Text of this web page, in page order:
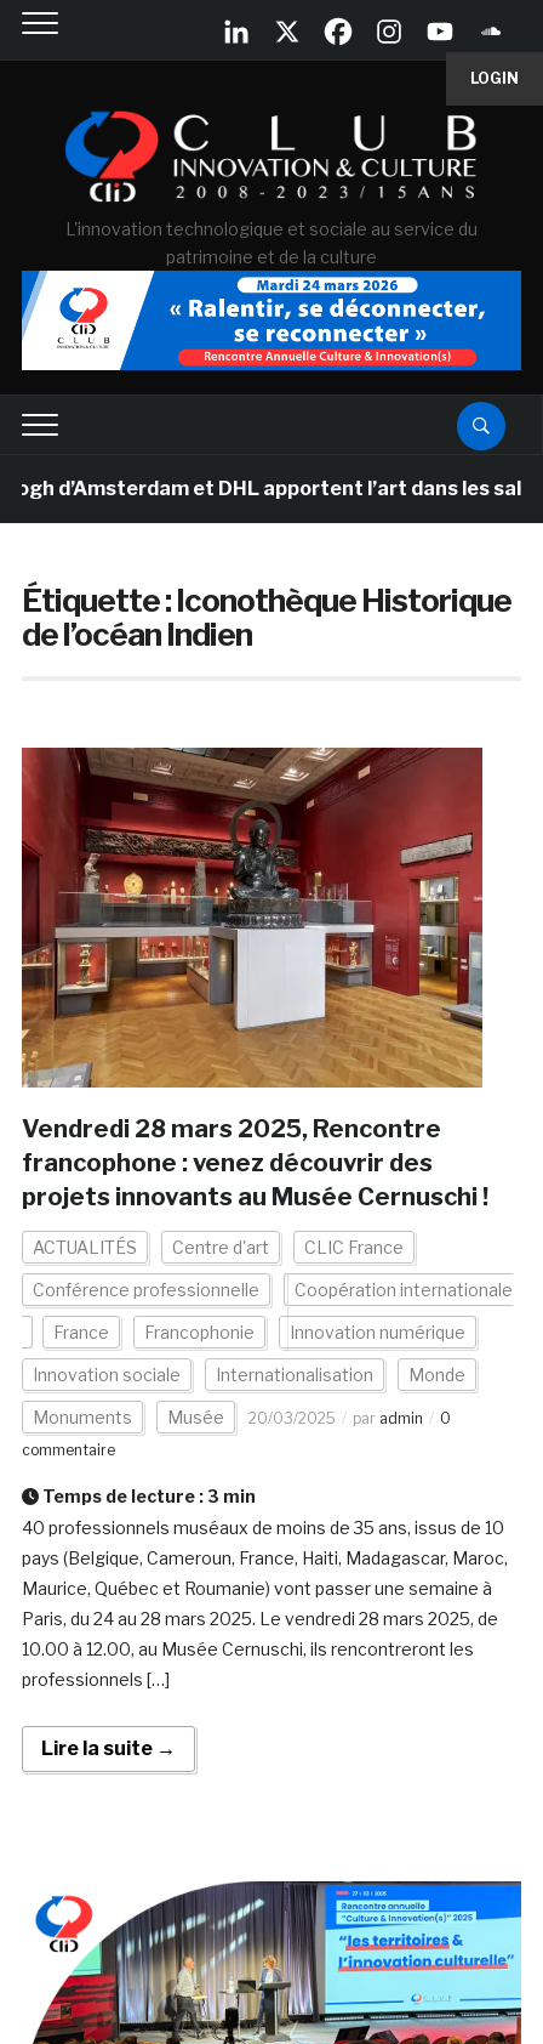
LOGIN
L'innovation technologique et sociale au service du
patrimoine et de la culture
d’Amsterdam et DHL apportent l’art dans les salles
Étiquette :Iconothèque Historique
de l’océan Indien
Vendredi 28 mars 2025, Rencontre
francophone : venez découvrir des
projets innovants au Musée Cernuschi !
ACTUALITÉS Centre d'art CLIC France
Conférence professionnelle Coopération internationale
France Francophonie Innovation numérique
Innovation sociale Internationalisation Monde
Monuments Musée 20/03/2025 par admin
0
commentaire
Temps de lecture : 3 min
40 professionnels muséaux de moins de 35 ans, issus de 10
pays (Belgique, Cameroun, France, Haiti, Madagascar, Maroc,
Maurice, Québec et Roumanie) vont passer une semaine à
Paris, du 24 au 28 mars 2025. Le vendredi 28 mars 2025, de
10.00 à 12.00, au Musée Cernuschi, ils rencontreront les
professionnels […]
Lire la suite →